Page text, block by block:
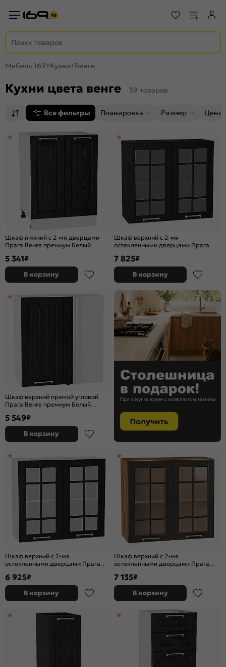
Мебель 169 Кухни Венге
Кухни цвета венге 59 товаров
Все фильтры Планировка Размер Цена,
Шкаф нижний с 2-мя дверцами
Прага Венге премиум Белый
5 341₽
В корзину
Шкаф верхний с 2-мя
остекленными дверцами Прага
716*800*318
7 825₽
В корзину
Шкаф верхний прямой угловой
Прага Венге премиум Белый
5 549₽
В корзину
Шкаф верхний с 2-мя
остекленными дверцами Прага
6 925₽
В корзину
Шкаф верхний с 2-мя
остекленными дверцами Прага
716*800*318
7 135₽
В корзину